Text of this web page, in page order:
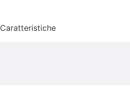
Caratteristiche